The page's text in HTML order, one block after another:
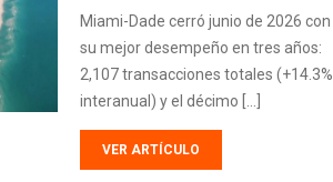
Miami-Dade cerró junio de 2026 con
su mejor desempeño en tres años:
2,107 transacciones totales (+14.3%
interanual) y el décimo […]
VER ARTÍCULO